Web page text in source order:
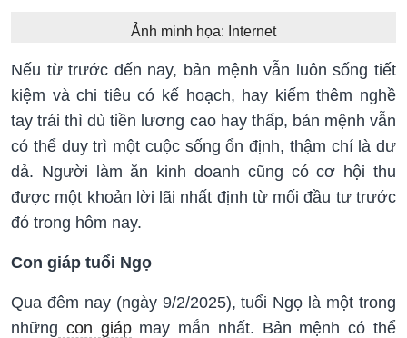
Ảnh minh họa: Internet
Nếu từ trước đến nay, bản mệnh vẫn luôn sống tiết
kiệm và chi tiêu có kế hoạch, hay kiếm thêm nghề
tay trái thì dù tiền lương cao hay thấp, bản mệnh vẫn
có thể duy trì một cuộc sống ổn định, thậm chí là dư
dả. Người làm ăn kinh doanh cũng có cơ hội thu
được một khoản lời lãi nhất định từ mối đầu tư trước
đó trong hôm nay.
Con giáp tuổi Ngọ
Qua đêm nay (ngày 9/2/2025), tuổi Ngọ là một trong
những con giápmay mắn nhất. Bản mệnh có thể